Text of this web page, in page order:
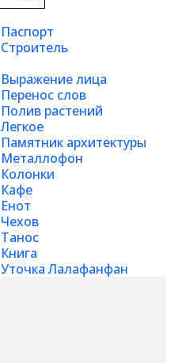
Паспорт
Строитель
Выражение лица
Перенос слов
Полив растений
Легкое
Памятник архитектуры
Металлофон
Колонки
Кафе
Енот
Чехов
Танос
Книга
Уточка Лалафанфан